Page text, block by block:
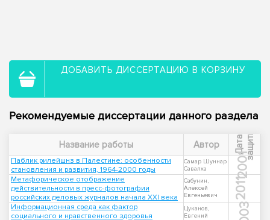
ДОБАВИТЬ ДИССЕРТАЦИЮ В КОРЗИНУ
Рекомендуемые диссертации данного раздела
Название работы Автор Д
а
т
а
з
а
щ
и
ты
Паблик рилейшнз в Палестине: особенности
становления и развития, 1964-2000 годы
Самар Шуннар
Савалха
2001
Метафорическое отображение
действительности в пресс-фотографии
российских деловых журналов начала XXI века
Сабунин,
Алексей
Евгеньевич
2011
Информационная среда как фактор
социального и нравственного здоровья
Цуканов,
Евгений